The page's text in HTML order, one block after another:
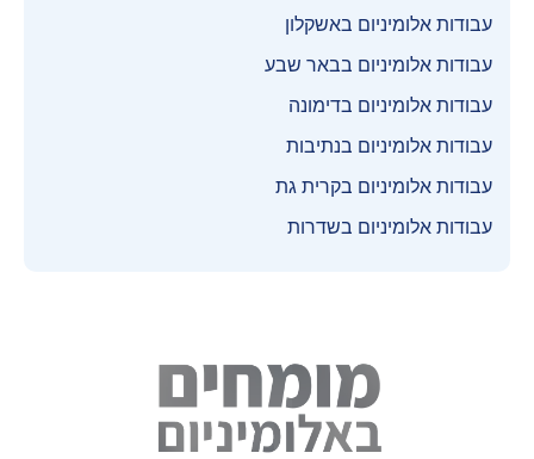
עבודות אלומיניום באשקלון
עבודות אלומיניום בבאר שבע
עבודות אלומיניום בדימונה
עבודות אלומיניום בנתיבות
עבודות אלומיניום בקרית גת
עבודות אלומיניום בשדרות